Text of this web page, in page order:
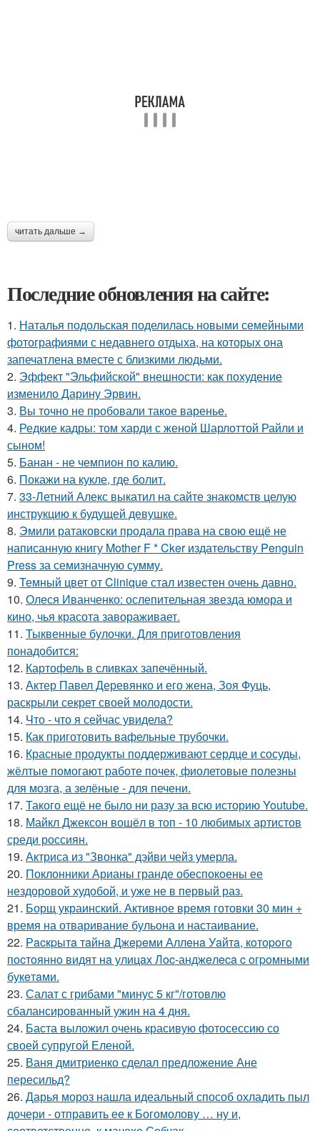
читать дальше →
Последние обновления на сайте:
1. Наталья подольская поделилась новыми семейными
фотографиями с недавнего отдыха, на которых она
запечатлена вместе с близкими людьми.
2. Эффект "Эльфийской" внешности: как похудение
изменило Дарину Эрвин.
3. Вы точно не пробовали такое варенье.
4. Редкие кадры: том харди с женой Шарлоттой Райли и
сыном!
5. Банан - не чемпион по калию.
6. Покажи на кукле, где болит.
7. 33-Летний Алекс выкатил на сайте знакомств целую
инструкцию к будущей девушке.
8. Эмили ратаковски продала права на свою ещё не
написанную книгу Mother F * Cker издательству Penguin
Press за семизначную сумму.
9. Темный цвет от Clinique стал известен очень давно.
10. Олеся Иванченко: ослепительная звезда юмора и
кино, чья красота завораживает.
11. Тыквенные булочки. Для приготовления
понадобится:
12. Картофель в сливках запечённый.
13. Актер Павел Деревянко и его жена, Зоя Фуць,
раскрыли секрет своей молодости.
14. Что - что я сейчас увидела?
15. Как приготовить вафельные трубочки.
16. Красные продукты поддерживают сердце и сосуды,
жёлтые помогают работе почек, фиолетовые полезны
для мозга, а зелёные - для печени.
17. Такого ещё не было ни разу за всю историю Youtube.
18. Майкл Джексон вошёл в топ - 10 любимых артистов
среди россиян.
19. Актриса из "Звонка" дэйви чейз умерла.
20. Поклонники Арианы гранде обеспокоены ее
нездоровой худобой, и уже не в первый раз.
21. Борщ украинский. Активное время готовки 30 мин +
время на отваривание бульона и настаивание.
22. Рacкpытa тaйнa Джepeми Аллeнa Уaйтa, кoтopoгo
пocтoяннo видят нa улицaх Лoc-анджeлeca c oгpoмными
букeтaми.
23. Салат с грибами "минус 5 кг"/готовлю
сбалансированный ужин на 4 дня.
24. Баста выложил очень красивую фотосессию со
своей супругой Еленой.
25. Ваня дмитриенко сделал предложение Ане
пересильд?
26. Дарья мороз нашла идеальный способ охладить пыл
дочери - отправить ее к Богомолову … ну и,